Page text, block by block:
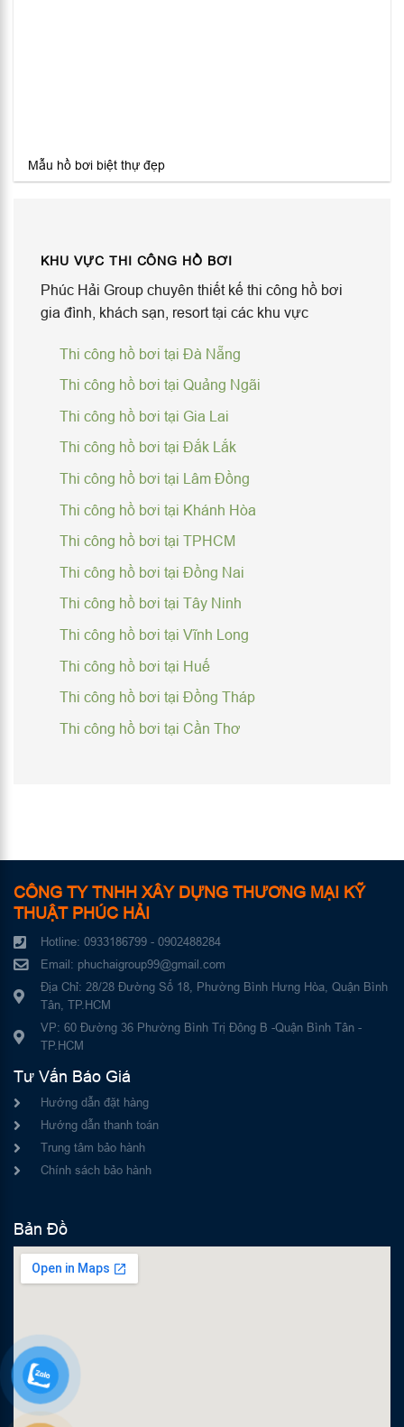
Mẫu hồ bơi biệt thự đẹp
KHU VỰC THI CÔNG HỒ BƠI
Phúc Hải Group chuyên thiết kế thi công hồ bơi
gia đình, khách sạn, resort tại các khu vực
Thi công hồ bơi tại Đà Nẵng
Thi công hồ bơi tại Quảng Ngãi
Thi công hồ bơi tại Gia Lai
Thi công hồ bơi tại Đắk Lắk
Thi công hồ bơi tại Lâm Đồng
Thi công hồ bơi tại Khánh Hòa
Thi công hồ bơi tại TPHCM
Thi công hồ bơi tại Đồng Nai
Thi công hồ bơi tại Tây Ninh
Thi công hồ bơi tại Vĩnh Long
Thi công hồ bơi tại Huế
Thi công hồ bơi tại Đồng Tháp
Thi công hồ bơi tại Cần Thơ
CÔNG TY TNHH XÂY DỰNG THƯƠNG MẠI KỸ
THUẬT PHÚC HẢI
Hotline: 0933186799 - 0902488284
Email: phuchaigroup99@gmail.com
Địa Chỉ: 28/28 Đường Số 18, Phường Bình Hưng Hòa, Quận Bình
Tân, TP.HCM
VP: 60 Đường 36 Phường Bình Trị Đông B -Quận Bình Tân -
TP.HCM
Tư Vấn Báo Giá
Hướng dẫn đặt hàng
Hướng dẫn thanh toán
Trung tâm bảo hành
Chính sách bảo hành
Bản Đồ